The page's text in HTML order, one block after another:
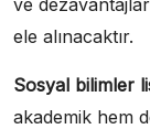
ele alınacaktır.
Sosyal bilimler
akademik hem